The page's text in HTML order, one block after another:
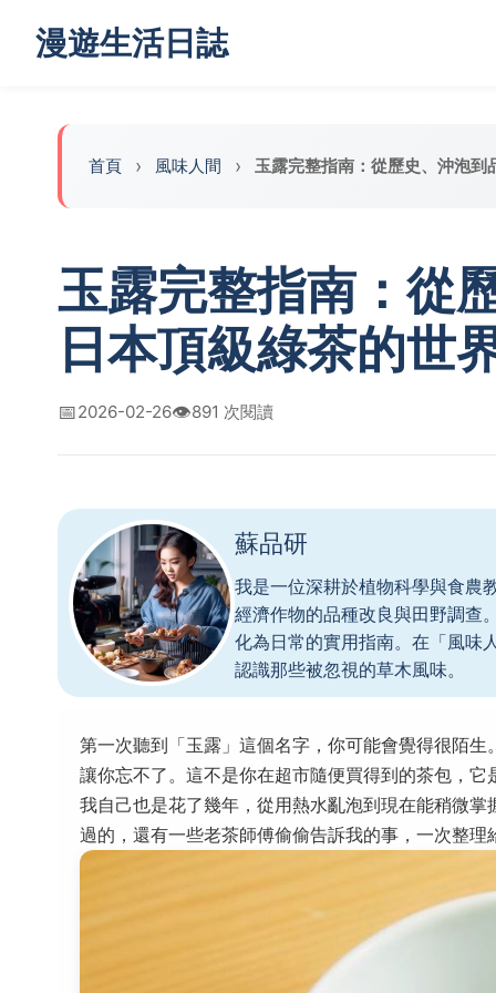
漫遊生活日誌
首頁 風味人間 玉露完整指南：從歷史、沖泡
玉露完整指南：從
日本頂級綠茶的世
📅2026-02-26👁️891 次閱讀
蘇品研
我是一位深耕於植物科學與食農
經濟作物的品種改良與田野調查
化為日常的實用指南。在「風味
認識那些被忽視的草木風味。
第一次聽到「玉露」這個名字，你可能會覺得很陌
讓你忘不了。這不是你在超市隨便買得到的茶包，
我自己也是花了幾年，從用熱水亂泡到現在能稍微
過的，還有一些老茶師傅偷偷告訴我的事，一次整理